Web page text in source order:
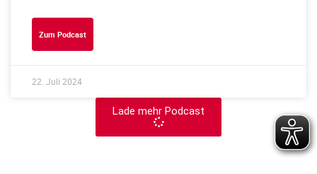
Zum Podcast
22. Juli 2024
Lade mehr Podcast